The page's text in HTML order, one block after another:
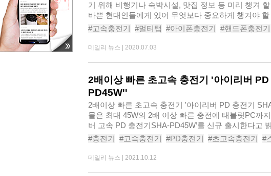
기 위해 비행기나 숙박시설, 맛집 정보 등 미리 챙겨
바쁜 현대인들에게 있어 무엇보다 중요하게 챙겨야 할
#고속충전기 #멀티탭 #아이폰충전기 #핸드폰충전기
#충전기추천
데일리 뉴스 | 2020.07.03
2배이상 빠른 초고속 충전기 '아이리버
PD45W''
2배이상 빠른 초고속 충전기 '아이리버 PD 충전기
몰은 최대 45W의 2배 이상 빠른 충전에 태블릿PC까
버 고속 PD 충전기SHA-PD45W’를 신규 출시한다고
속..
#충전기 #고속충전기 #PD충전기 #초고속충전기 #
#고속멀티충전기
데일리 뉴스 | 2021.10.12